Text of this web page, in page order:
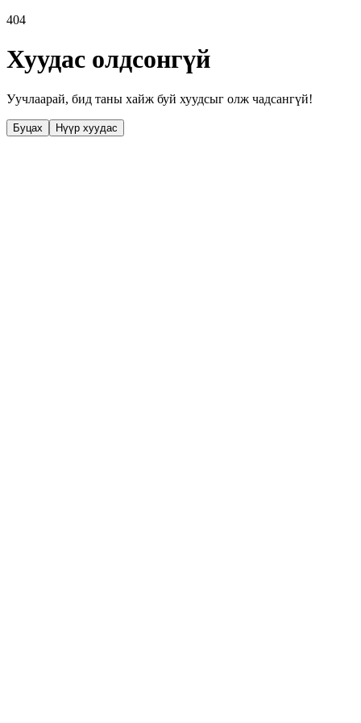
404
Хуудас олдсонгүй
Уучлаарай, бид таны хайж буй хуудсыг олж чадсангүй!
Буцах Нүүр хуудас